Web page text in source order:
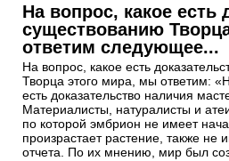
На вопрос, какое есть
существованию
ответим следующее...
На вопрос, какое есть
Творца этого мира, мы ответим:
есть доказательство наличия
Материалисты, натуралисты и
по которой эмбрион не имеет
произрастает растение, также не
отчета. По их мнению, мир был